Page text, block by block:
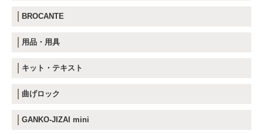
BROCANTE
用品・用具
キット・テキスト
曲げロック
GANKO-JIZAI mini